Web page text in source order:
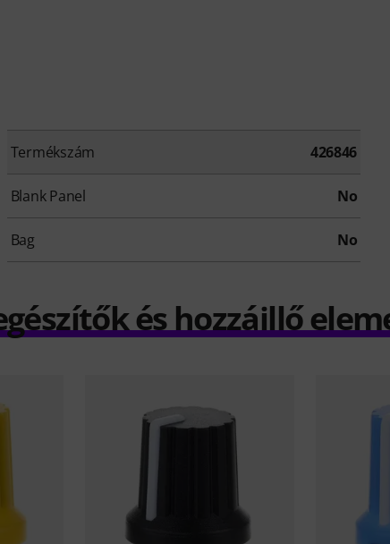
Termékszám 426846
Blank Panel No
Bag No
és hozzáillő